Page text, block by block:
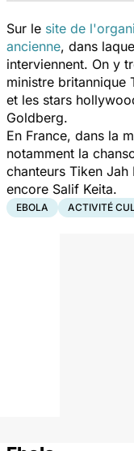
Sur le site de
ancienne, dans
interviennent. On y
ministre britannique
et les stars
Goldberg.
En France, dans la
notamment la
chanteurs Tiken
encore Salif Keita.
EBOLA ACTIVITÉ